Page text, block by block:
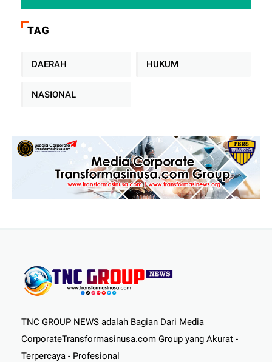
Dua Square Jakarta
TAG
DAERAH HUKUM
NASIONAL
TNC GROUP NEWS adalah Bagian Dari Media
CorporateTransformasinusa.com Group yang Akurat -
Terpercaya - Profesional